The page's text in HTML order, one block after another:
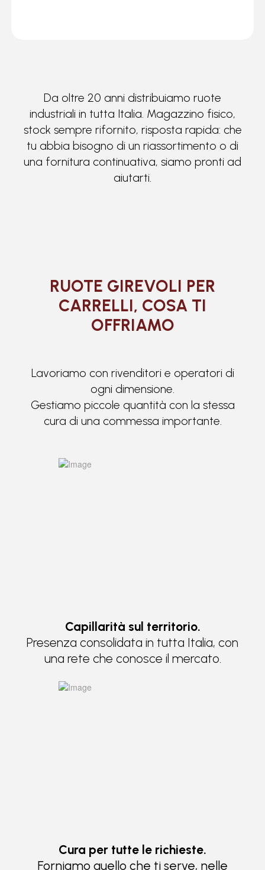
Da oltre 20 anni distribuiamo ruote
industriali in tutta Italia. Magazzino fisico,
stock sempre rifornito, risposta rapida: che
tu abbia bisogno di un riassortimento o di
una fornitura continuativa, siamo pronti ad
aiutarti.
RUOTE GIREVOLI PER
CARRELLI, COSA TI
OFFRIAMO
Lavoriamo con rivenditori e operatori di
ogni dimensione.
Gestiamo piccole quantità con la stessa
cura di una commessa importante.
Capillarità sul territorio.
Presenza consolidata in tutta Italia, con
una rete che conosce il mercato.
Cura per tutte le richieste.
Forniamo quello che ti serve, nelle